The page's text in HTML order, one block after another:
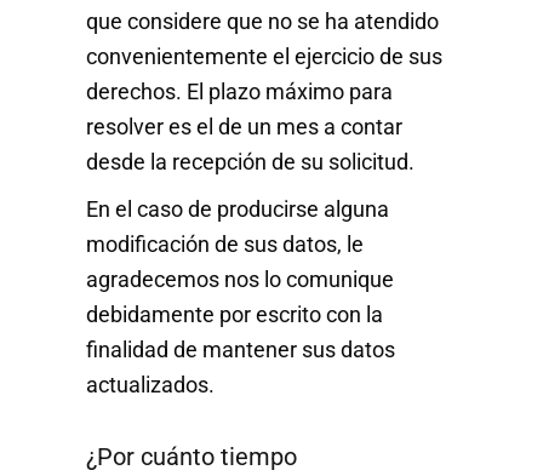
que considere que no se ha atendido
convenientemente el ejercicio de sus
derechos. El plazo máximo para
resolver es el de un mes a contar
desde la recepción de su solicitud.
En el caso de producirse alguna
modificación de sus datos, le
agradecemos nos lo comunique
debidamente por escrito con la
finalidad de mantener sus datos
actualizados.
¿Por cuánto tiempo